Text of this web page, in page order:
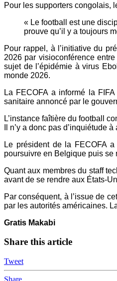
Pour les supporters congolais,
« Le football est une
prouve qu’il y a toujours
Pour rappel, à l’initiative du
2026 par visioconférence
sujet de l’épidémie à virus
monde 2026.
La FECOFA a informé la
sanitaire annoncé par le
L’instance faîtière du football
Il n’y a donc pas d’inquiétude
Le président de la FECOFA
poursuivre en Belgique puis se
Quant aux membres du staff
avant de se rendre aux États-
Par conséquent, à l’issue de
par les autorités américaines.
Gratis Makabi
Share this article
Tweet
Share